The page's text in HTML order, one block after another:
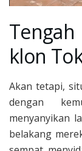
klon
Akan tetapi,
dengan
menyanyikan
belakang